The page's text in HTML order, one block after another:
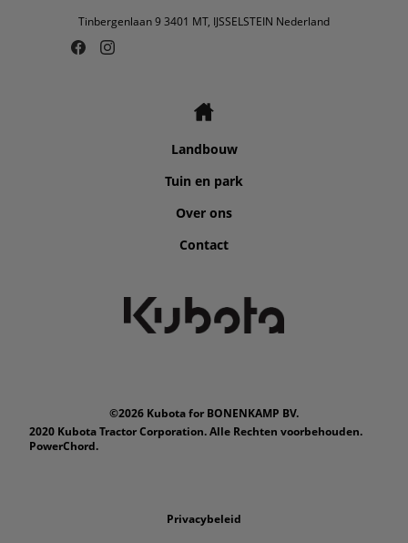
Tinbergenlaan 9 3401 MT, IJSSELSTEIN Nederland
Landbouw
Tuin en park
Over ons
Contact
©2026 Kubota for BONENKAMP BV.
2020 Kubota Tractor Corporation. Alle Rechten voorbehouden.
PowerChord.
Privacybeleid